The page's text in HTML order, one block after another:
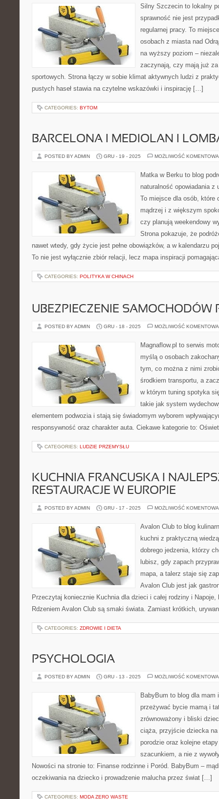
Silny Szczecin to lokalny
sprawność nie jest
regularnej pracy. To
osobach z miasta nad
na wyższy poziom –
zaczynają, czy mają już
sportowych. Strona łączy w sobie klimat aktywnych ludzi z
pustych haseł stawia na czytelne wskazówki i inspirację […]
CATEGORIES: BYTOM
BARCELONA I MEDIOLAN I
POSTED BY ADMIN GRU - 19 - 2025 MOŻLIWOŚĆ
Matka w Berku to blog
naturalność opowiadania
To miejsce dla osób, które
mądrzej i z większym
czy planują weekendowy
Strona pokazuje, że
nawet wtedy, gdy życie jest pełne obowiązków, a w kalendarzu
To nie jest wyłącznie zbiór relacji, lecz mapa inspiracji
CATEGORIES: POLITYKA W CHINACH
UBEZPIECZENIE SAMOCHODÓW
POSTED BY ADMIN GRU - 18 - 2025 MOŻLIWOŚĆ
Magnaflow.pl to serwis
myślą o osobach
tym, co można z nimi
środkiem transportu, a
w którym tuning spotyka
takie jak system
elementem podwozia i stają się świadomym wyborem
responsywność oraz charakter auta. Ciekawe kategorie to:
CATEGORIES: LUDZIE PRZEMYSŁU
KUCHNIA FRANCUSKA I
RESTAURACJE W EUROPIE
POSTED BY ADMIN GRU - 17 - 2025 MOŻLIWOŚĆ
Avalon Club to blog
kuchni z praktyczną
dobrego jedzenia, którzy
lubisz, gdy zapach
mapa, a talerz staje się
Avalon Club jest jak
Przeczytaj koniecznie Kuchnia dla dzieci i całej rodziny i
Rdzeniem Avalon Club są smaki świata. Zamiast krótkich,
CATEGORIES: ZDROWIE I DIETA
PSYCHOLOGIA
POSTED BY ADMIN GRU - 13 - 2025 MOŻLIWOŚĆ
BabyBum to blog dla mam
przeżywać bycie mamą i
zrównoważony i bliski
ciąża, przyjście dziecka
porodzie oraz kolejne
szacunkiem, a nie z
Nowości na stronie to: Finanse rodzinne i Poród. BabyBum –
oczekiwania na dziecko i prowadzenie malucha przez świat […]
CATEGORIES: MODA ZERO WASTE